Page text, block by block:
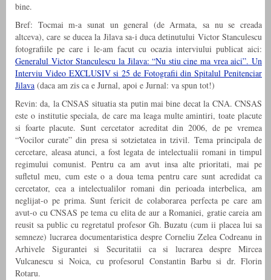
bine.
Bref: Tocmai m-a sunat un general (de Armata, sa nu se creada
altceva), care se ducea la Jilava sa-i duca detinutului Victor Stanculescu
fotografiile pe care i le-am facut cu ocazia interviului publicat aici:
Generalul Victor Stanculescu la Jilava: “Nu stiu cine ma vrea aici”. Un
Interviu Video EXCLUSIV si 25 de Fotografii din Spitalul Penitenciar
Jilava (daca am zis ca e Jurnal, apoi e Jurnal: va spun tot!)
Revin: da, la CNSAS situatia sta putin mai bine decat la CNA. CNSAS
este o institutie speciala, de care ma leaga multe amintiri, toate placute
si foarte placute. Sunt cercetator acreditat din 2006, de pe vremea
“Vocilor curate” din presa si sotzietatea in tzivil. Tema principala de
cercetare, aleasa atunci, a fost legata de intelectualii romani in timpul
regimului comunist. Pentru ca am avut insa alte prioritati, mai pe
sufletul meu, cum este o a doua tema pentru care sunt acredidat ca
cercetator, cea a intelectualilor romani din perioada interbelica, am
neglijat-o pe prima. Sunt fericit de colaborarea perfecta pe care am
avut-o cu CNSAS pe tema cu elita de aur a Romaniei, gratie careia am
reusit sa public cu regretatul profesor Gh. Buzatu (cum ii placea lui sa
semneze) lucrarea documentaristica despre Corneliu Zelea Codreanu in
Arhivele Sigurantei si Securitatii ca si lucrarea despre Mircea
Vulcanescu si Noica, cu profesorul Constantin Barbu si dr. Florin
Rotaru.